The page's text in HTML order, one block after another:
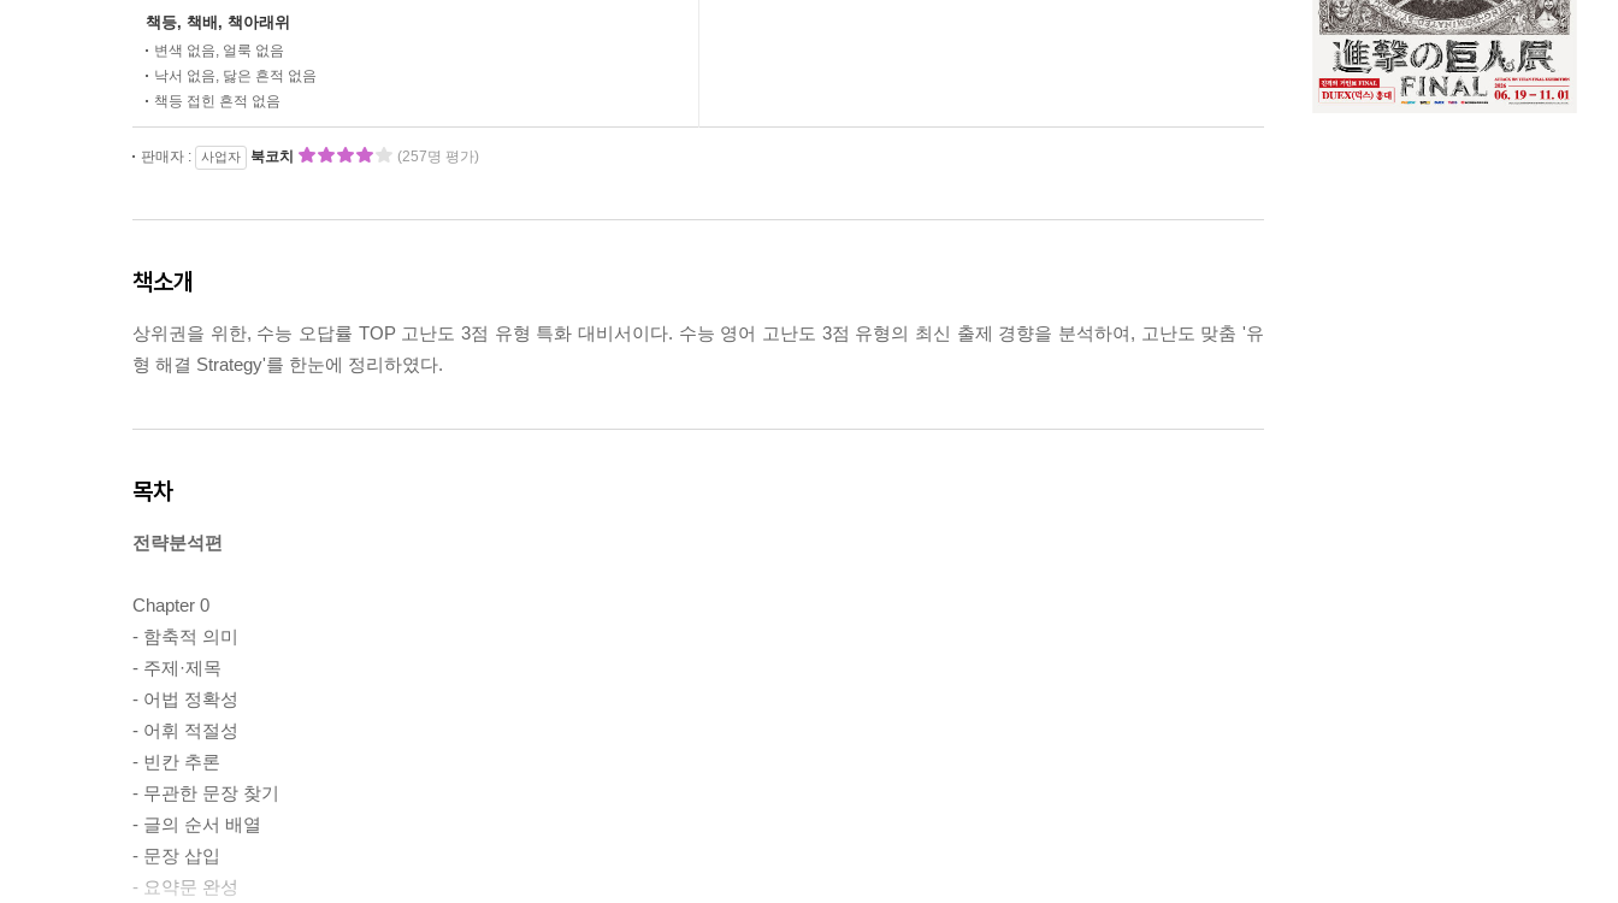
책등, 책배, 책아래위
변색 없음, 얼룩 없음
낙서 없음, 닳은 흔적 없음
책등 접힌 흔적 없음
판매자 : 사업자 북코치 (257명 평가)
책소개
상위권을 위한, 수능 오답률 TOP 고난도 3점 유형 특화 대비서이다. 수능 영어 고난도 3점 유형의 최신 출제 경향을 분석하여, 고난도 맞춤 '유
형 해결 Strategy'를 한눈에 정리하였다.
목차
전략분석편
Chapter 0
- 함축적 의미
- 주제·제목
- 어법 정확성
- 어휘 적절성
- 빈칸 추론
- 무관한 문장 찾기
- 글의 순서 배열
- 문장 삽입
- 요약문 완성